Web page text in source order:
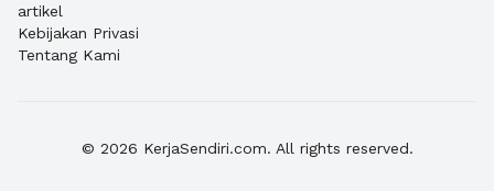
artikel
Kebijakan Privasi
Tentang Kami
© 2026 KerjaSendiri.com. All rights reserved.